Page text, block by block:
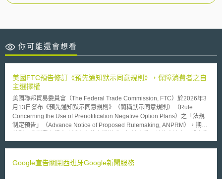
你可能還會想看
美國FTC預告修訂《預先通知默示同意規則》，保障消費者之自
主選擇權
美國聯邦貿易委員會（The Federal Trade Commission, FTC）於2026年3
月13日發布《預先通知默示同意規則》（簡稱默示同意規則）（Rule
Concerning the Use of Prenotification Negative Option Plans）之「法規
制定預告」（Advance Notice of Proposed Rulemaking, ANPRM），期望
續約與試用轉付費機制等進行全面規範，並將現行不完整且分散的消保法規
聯邦上訴法院以程序瑕疵為由撤銷。因應法院要求，FTC依法重啟修法程
Google宣告關閉西班牙Google新聞服務